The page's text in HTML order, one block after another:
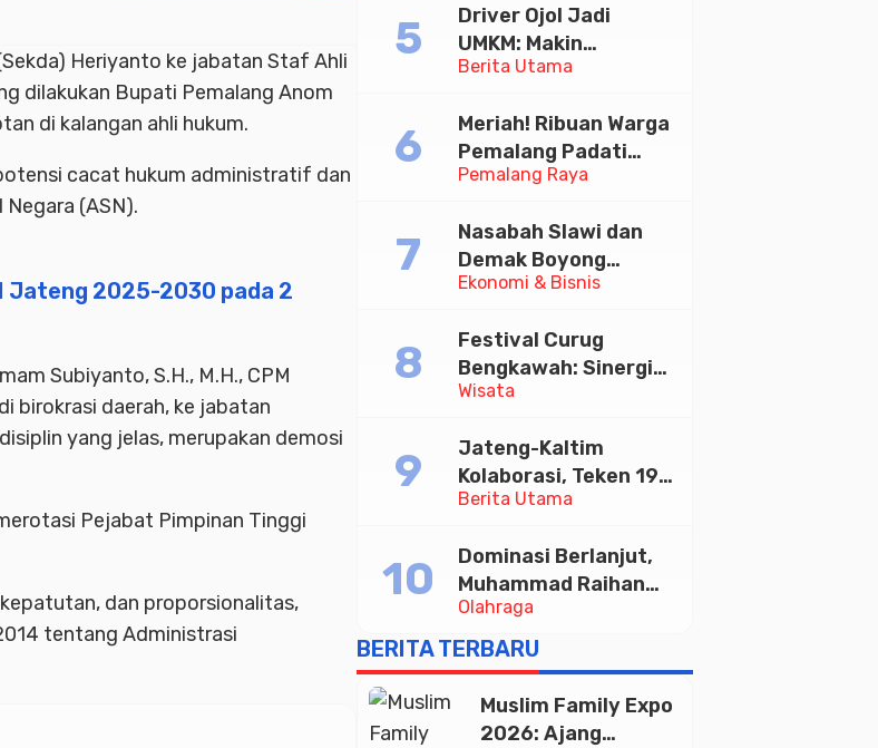
Heriyanto ke jabatan Staf Ahli
dilakukan Bupati Pemalang Anom
di kalangan ahli hukum.
cacat hukum administratif dan
(ASN).
Jateng 2025-2030 pada 2
Subiyanto, S.H., M.H., CPM
birokrasi daerah, ke jabatan
yang jelas, merupakan demosi
Pejabat Pimpinan Tinggi
dan proporsionalitas,
tentang Administrasi
Berita Utama
Driver Ojol Jadi
UMKM: Makin
Sejahtera atau
Diskusi Paramadina
Pemalang Raya
Meriah! Ribuan Warga
Pemalang Padati
Kirab Festival Kamir
Ekonomi & Bisnis
Nasabah Slawi dan
Demak Boyong
Toyota Innova Zenix
Tabungan Bima Bank
Jateng
Wisata
Festival Curug
Bengkawah: Sinergi
Desa Sikasur dan
Memajukan Wisata
serta UMKM Lokal
Berita Utama
Jateng-Kaltim
Kolaborasi, Teken 19
Kerja Sama Ekonomi
Olahraga
Dominasi Berlanjut,
Muhammad Raihan
Fadila Sabet Emas
Kyorugi di Asian
Taekwondo Indonesia
Open 2026
BERITA TERBARU
Muslim Family Expo
2026: Ajang